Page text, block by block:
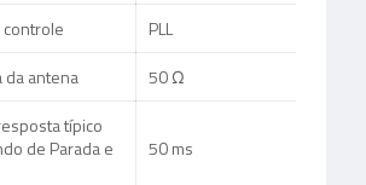
controle
PLL
da antena
50 Ω
típico
de Parada e
50 ms